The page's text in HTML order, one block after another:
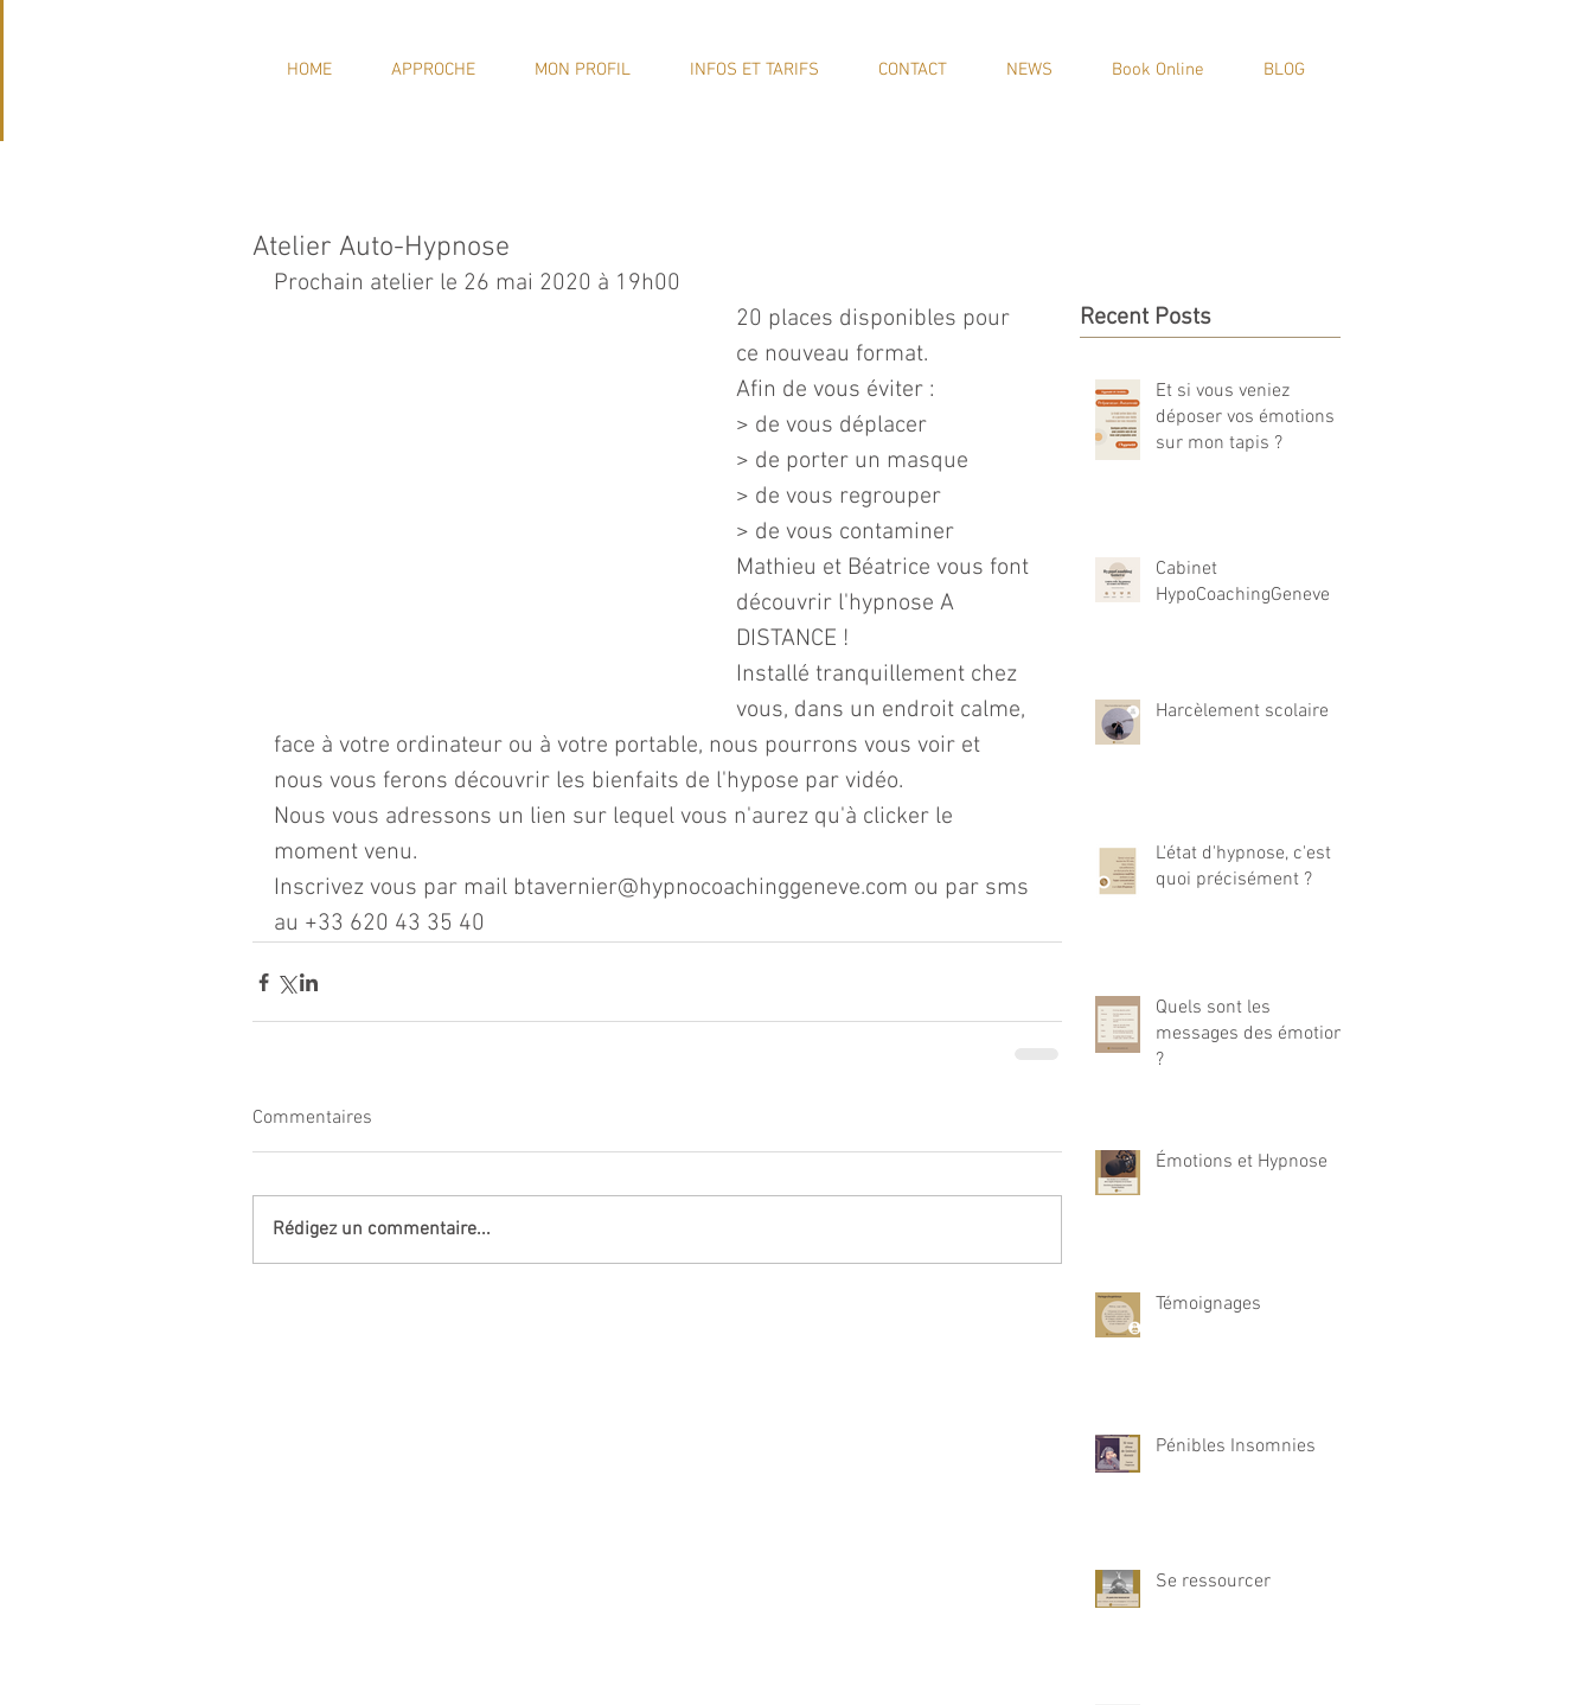
HOME APPROCHE MON PROFIL INFOS ET TARIFS CONTACT NEWS Book Online BLOG
Atelier Auto-Hypnose
Prochain atelier le 26 mai 2020 à 19h00
20 places disponibles pour
ce nouveau format.
Afin de vous éviter :
> de vous déplacer
> de porter un masque
> de vous regrouper
> de vous contaminer
Mathieu et Béatrice vous font
découvrir l'hypnose A
DISTANCE !
Installé tranquillement chez
vous, dans un endroit calme,
face à votre ordinateur ou à votre portable, nous pourrons vous voir et
nous vous ferons découvrir les bienfaits de l'hypose par vidéo.
Nous vous adressons un lien sur lequel vous n'aurez qu'à clicker le
moment venu.
Inscrivez vous par mail btavernier@hypnocoachinggeneve.com ou par sms
au +33 620 43 35 40
Commentaires
Rédigez un commentaire...
Recent Posts
Et si vous veniez
déposer vos émotions
sur mon tapis ?
Cabinet
HypoCoachingGeneve
Harcèlement scolaire
L'état d'hypnose, c'est
quoi précisément ?
Quels sont les
messages des émotions
?
Émotions et Hypnose
Témoignages
Pénibles Insomnies
Se ressourcer